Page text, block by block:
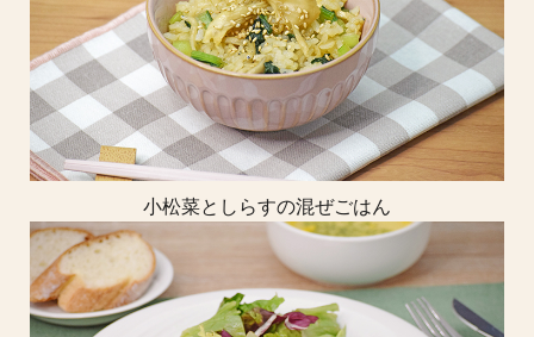
小松菜としらすの混ぜごはん